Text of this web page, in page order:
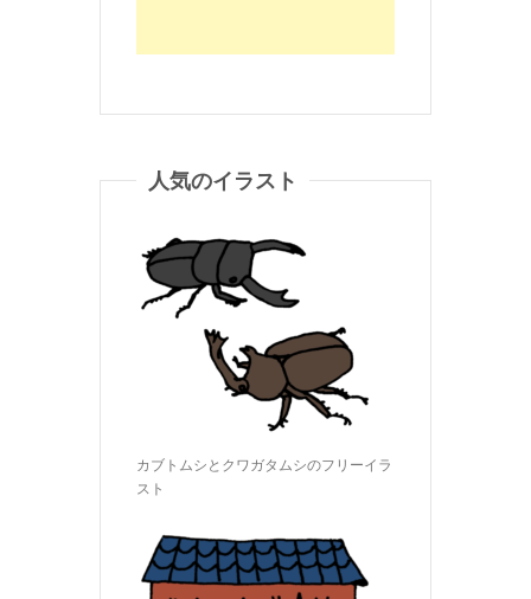
人気のイラスト
カブトムシとクワガタムシのフリーイラ
スト